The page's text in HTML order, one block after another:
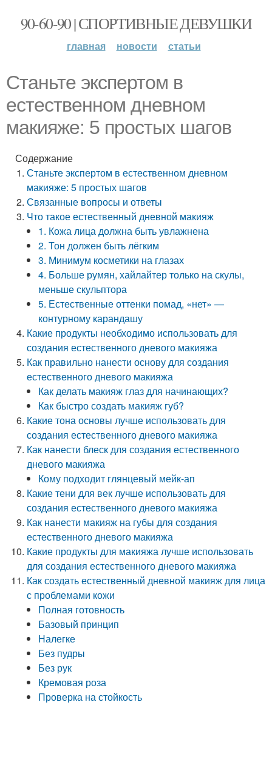
90-60-90 | СПОРТИВНЫЕ ДЕВУШКИ
главная новости статьи
Станьте экспертом в
естественном дневном
макияже: 5 простых шагов
Содержание
Станьте экспертом в естественном дневном
макияже: 5 простых шагов
Связанные вопросы и ответы
Что такое естественный дневной макияж
1. Кожа лица должна быть увлажнена
2. Тон должен быть лёгким
3. Минимум косметики на глазах
4. Больше румян, хайлайтер только на скулы,
меньше скульптора
5. Естественные оттенки помад, «нет» —
контурному карандашу
Какие продукты необходимо использовать для
создания естественного дневого макияжа
Как правильно нанести основу для создания
естественного дневого макияжа
Как делать макияж глаз для начинающих?
Как быстро создать макияж губ?
Какие тона основы лучше использовать для
создания естественного дневого макияжа
Как нанести блеск для создания естественного
дневого макияжа
Кому подходит глянцевый мейк-ап
Какие тени для век лучше использовать для
создания естественного дневого макияжа
Как нанести макияж на губы для создания
естественного дневого макияжа
Какие продукты для макияжа лучше использовать
для создания естественного дневого макияжа
Как создать естественный дневной макияж для лица
с проблемами кожи
Полная готовность
Базовый принцип
Налегке
Без пудры
Без рук
Кремовая роза
Проверка на стойкость